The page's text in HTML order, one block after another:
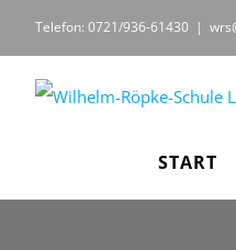
Inhalt
springen
Telefon: 0721/936-61430 |
START